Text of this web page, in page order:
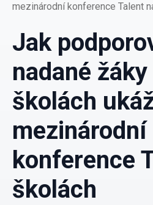
mezinárodní konference Talent
Jak
nadané žáky
školách
mezinárodní
konference
školách